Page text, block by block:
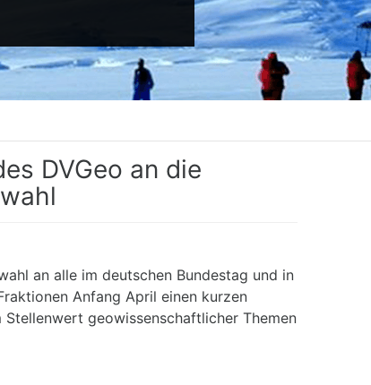
DVGeo an die
an alle im deutschen Bundestag und in
Anfang April einen kurzen
geowissenschaftlicher Themen